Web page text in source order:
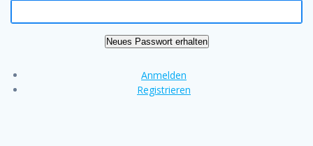
Neues Passwort erhalten
Anmelden
Registrieren